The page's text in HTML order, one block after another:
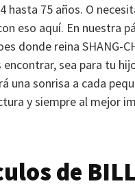
hasta 75 años. O
eso aquí. En nuestra
donde reina SHANG-
sea para tu
una sonrisa a cada
y siempre al mejor
de